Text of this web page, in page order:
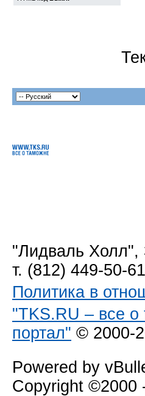
"Лидваль Холл",
т. (812) 449-50-
Политика в
"TKS.RU – все
портал" © 2000-
Powered by
Copyright ©2000